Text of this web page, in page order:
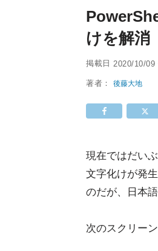
けを解消
掲載日 2020/10/09
著者：後藤大地
現在ではだい
文字化けが発
のだが、日本
次のスクリー